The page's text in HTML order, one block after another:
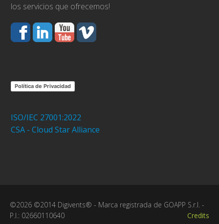
los servicios que ofrecemos!
Política de Privacidad
ISO/IEC 27001:2022
CSA - Cloud Star Alliance
©2026 ©2014 Digivents® - Marca registrada de GOAPP S.r.l. -
P.I.: 02660110640
Credits